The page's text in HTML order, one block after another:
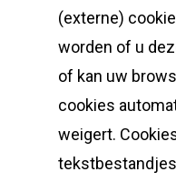
(externe)
worden of u
of kan uw
cookies
weigert.